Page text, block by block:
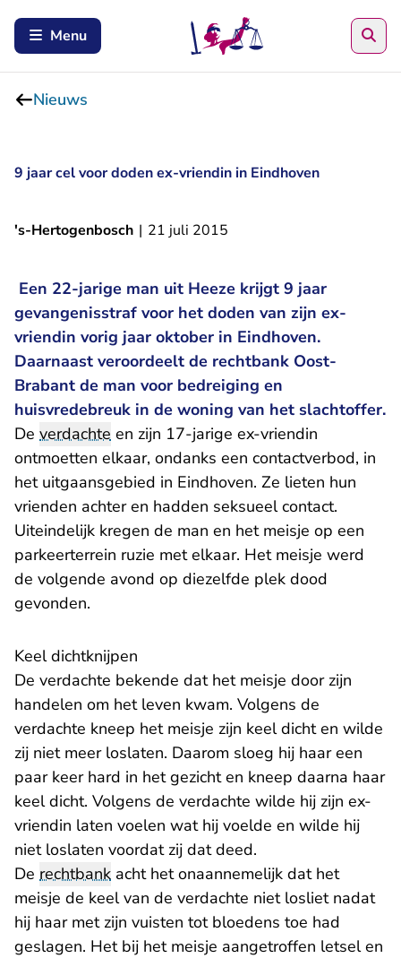
Menu
Nieuws
9 jaar cel voor doden ex-vriendin in Eindhoven
's-Hertogenbosch | 21 juli 2015
Een 22-jarige man uit Heeze krijgt 9 jaar
gevangenisstraf voor het doden van zijn ex-
vriendin vorig jaar oktober in Eindhoven.
Daarnaast veroordeelt de rechtbank Oost-
Brabant de man voor bedreiging en
huisvredebreuk in de woning van het slachtoffer.
De verdachte en zijn 17-jarige ex-vriendin
ontmoetten elkaar, ondanks een contactverbod, in
het uitgaansgebied in Eindhoven. Ze lieten hun
vrienden achter en hadden seksueel contact.
Uiteindelijk kregen de man en het meisje op een
parkeerterrein ruzie met elkaar. Het meisje werd
de volgende avond op diezelfde plek dood
gevonden.
Keel dichtknijpen
De verdachte bekende dat het meisje door zijn
handelen om het leven kwam. Volgens de
verdachte kneep het meisje zijn keel dicht en wilde
zij niet meer loslaten. Daarom sloeg hij haar een
paar keer hard in het gezicht en kneep daarna haar
keel dicht. Volgens de verdachte wilde hij zijn ex-
vriendin laten voelen wat hij voelde en wilde hij
niet loslaten voordat zij dat deed.
De rechtbank acht het onaannemelijk dat het
meisje de keel van de verdachte niet losliet nadat
hij haar met zijn vuisten tot bloedens toe had
geslagen. Het bij het meisje aangetroffen letsel en